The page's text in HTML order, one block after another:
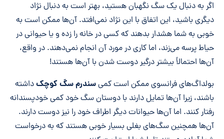
اگر به دنبال یک سگ نگهبان هستید، بهتر است به دنبال نژاد
دیگری باشید، این اتفاق با این نژاد نمی‌افتد. آن‌ها ممکن است به
خوبی به شما هشدار بدهند که کسی در خانه را زده و یا حیوانی در
حیاط پرسه می‌زند، اما کاری در مورد آن انجام نمی‌دهند. در واقع،
آن‌ها احتمالاً بیشتر درگیر دوست شدن با آن‌ها هستند!
سندرم سگ کوچکداشته
باشند، زیرا آن‌ها تمایل دارند با دوستان سگ خود کمی خودپسندانه
رفتار کنند. اما آن‌ها حیوانات دیگر اطراف خود را نیز دوست دارند.
آن‌ها همچنین سگ‌های بغلی بسیار خوبی هستند که به درخواست